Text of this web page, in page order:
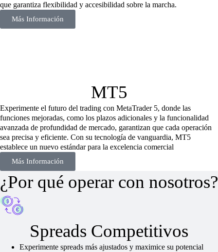
que garantiza flexibilidad y accesibilidad sobre la marcha.
Más Información
MT5
Experimente el futuro del trading con MetaTrader 5, donde las
funciones mejoradas, como los plazos adicionales y la funcionalidad
avanzada de profundidad de mercado, garantizan que cada operación
sea precisa y eficiente. Con su tecnología de vanguardia, MT5
establece un nuevo estándar para la excelencia comercial
Más Información
¿Por qué operar con nosotros?
Spreads Competitivos
Experimente spreads más ajustados y maximice su potencial